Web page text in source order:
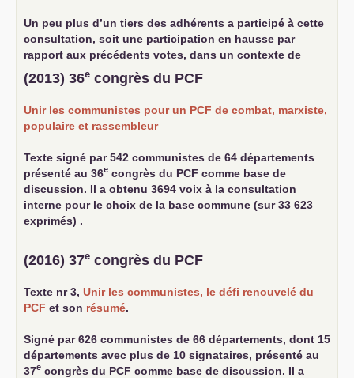
Un peu plus d’un tiers des adhérents a participé à cette
consultation, soit une participation en hausse par
rapport aux précédents votes, dans un contexte de
baisse des cotisants.
... lire la suite
(2013) 36e congrès du PCF
Unir les communistes pour un PCF de combat, marxiste,
populaire et rassembleur
Texte signé par 542 communistes de 64 départements
présenté au 36e congrès du PCF comme base de
discussion. Il a obtenu 3694 voix à la consultation
interne pour le choix de la base commune (sur 33 623
exprimés) .
(2016) 37e congrès du PCF
Texte nr 3, Unir les communistes, le défi renouvelé du
PCF et son résumé.
Signé par 626 communistes de 66 départements, dont 15
départements avec plus de 10 signataires, présenté au
37e congrès du PCF comme base de discussion. Il a